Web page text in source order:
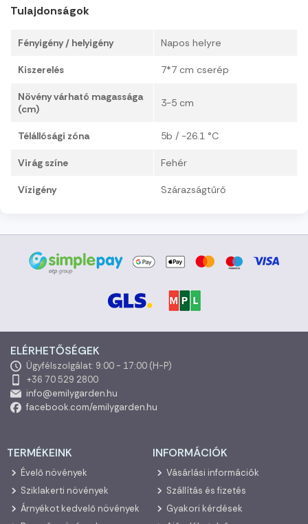
Tulajdonságok
Fényigény / helyigény Napos helyre
Kiszerelés 7*7 cm cserép
Növény várható magassága
(cm)
3-5 cm
Télállósági zóna 5b / -26.1 °C
Virág színe Fehér
Vízigény Szárazságtűrő
ELÉRHETŐSÉGEK
Ügyfélszolgálat: 9:00 - 17:00 (H-P)
+36 70 529 2800
info@emilygarden.hu
facebook.com/emilygarden.hu
TERMÉKEINK
Évelő növények
Sziklakerti növények
Árnyékot kedvelő növények
INFORMÁCIÓK
Vásárlási információk
Szállítás és fizetés
Gyakori kérdések